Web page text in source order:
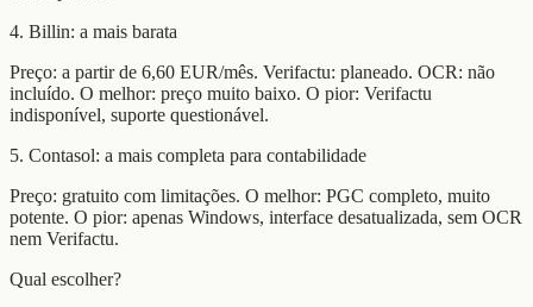
4. Billin: a mais barata
Preço: a partir de 6,60 EUR/mês. Verifactu: planeado. OCR: não
incluído. O melhor: preço muito baixo. O pior: Verifactu
indisponível, suporte questionável.
5. Contasol: a mais completa para contabilidade
Preço: gratuito com limitações. O melhor: PGC completo, muito
potente. O pior: apenas Windows, interface desatualizada, sem OCR
nem Verifactu.
Qual escolher?